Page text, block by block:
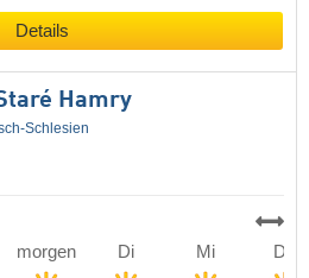
Details
Hamry
Schlesien
morgen Di Mi Do